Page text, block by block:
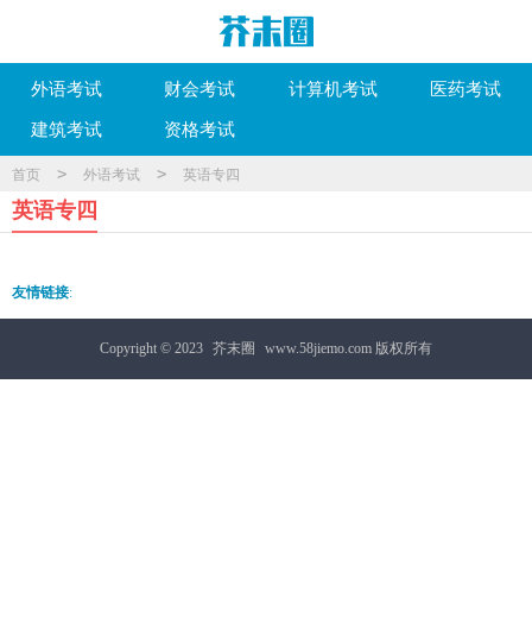
外语考试 财会考试 计算机考试 医药考试
建筑考试 资格考试
首页 > 外语考试 > 英语专四
英语专四
友情链接:
Copyright © 2023 芥末圈 www.58jiemo.com 版权所有